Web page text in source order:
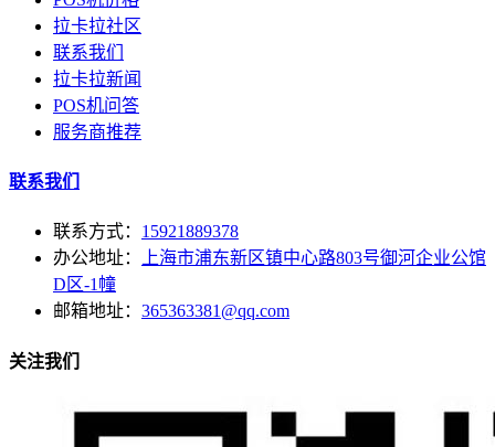
拉卡拉社区
联系我们
拉卡拉新闻
POS机问答
服务商推荐
联系我们
联系方式： 15921889378
办公地址：
上海市浦东新区镇中心路803号御河企业公馆
D区-1幢
邮箱地址： 365363381@qq.com
关注我们